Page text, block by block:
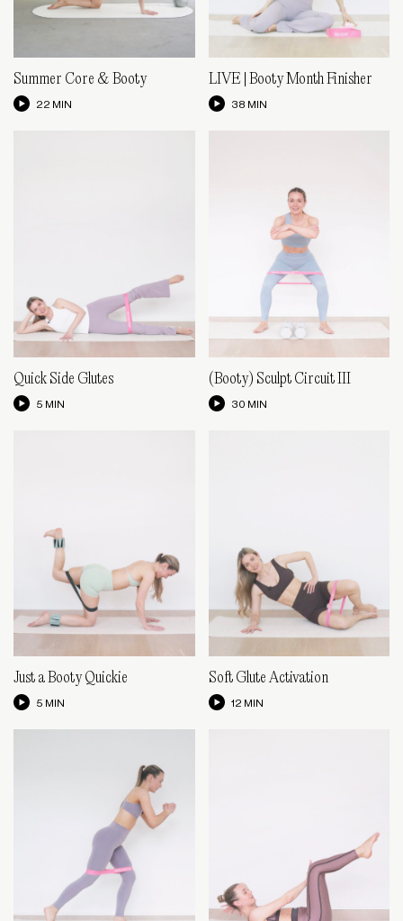
Summer Core & Booty
22 MIN
LIVE | Booty Month Finisher
38 MIN
Quick Side Glutes
5 MIN
(Booty) Sculpt Circuit III
30 MIN
Just a Booty Quickie
5 MIN
Soft Glute Activation
12 MIN